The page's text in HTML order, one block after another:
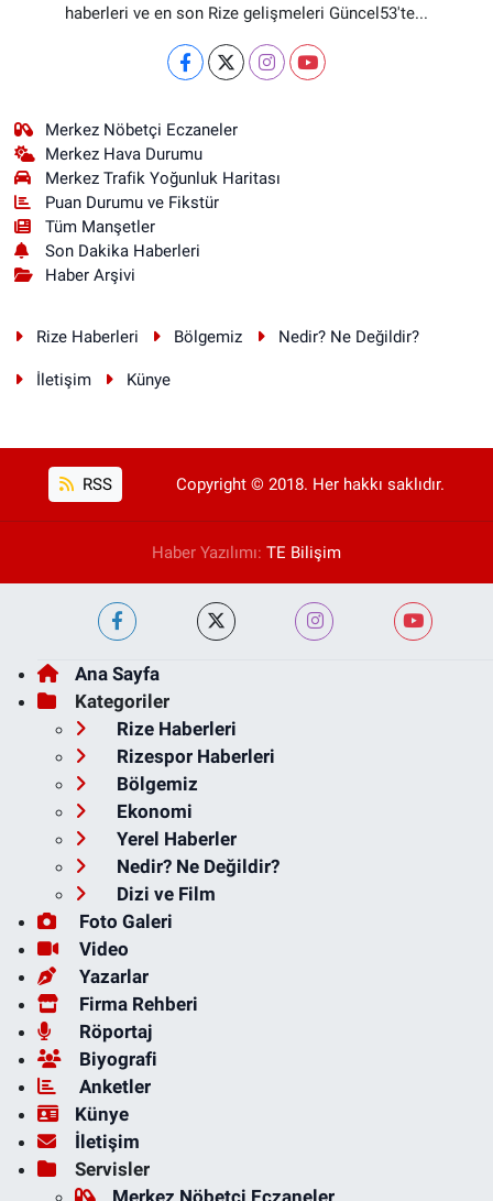
haberleri ve en son Rize gelişmeleri Güncel53'te...
Merkez Nöbetçi Eczaneler
Merkez Hava Durumu
Merkez Trafik Yoğunluk Haritası
Puan Durumu ve Fikstür
Tüm Manşetler
Son Dakika Haberleri
Haber Arşivi
Rize Haberleri Bölgemiz Nedir? Ne Değildir?
İletişim Künye
RSS Copyright © 2018. Her hakkı saklıdır.
Haber Yazılımı: TE Bilişim
Ana Sayfa
Kategoriler
Rize Haberleri
Rizespor Haberleri
Bölgemiz
Ekonomi
Yerel Haberler
Nedir? Ne Değildir?
Dizi ve Film
Foto Galeri
Video
Yazarlar
Firma Rehberi
Röportaj
Biyografi
Anketler
Künye
İletişim
Servisler
Merkez Nöbetçi Eczaneler